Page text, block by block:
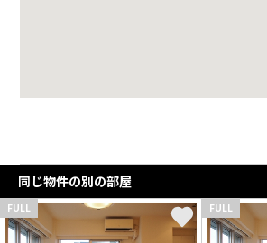
同じ物件の別の部屋
FULL FULL